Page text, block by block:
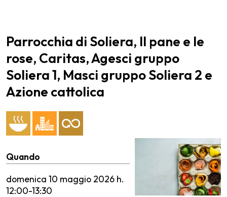
Parrocchia di Soliera, Il pane e le
rose, Caritas, Agesci gruppo
Soliera 1, Masci gruppo Soliera 2 e
Azione cattolica
Quando
domenica 10 maggio 2026 h.
12:00-13:30